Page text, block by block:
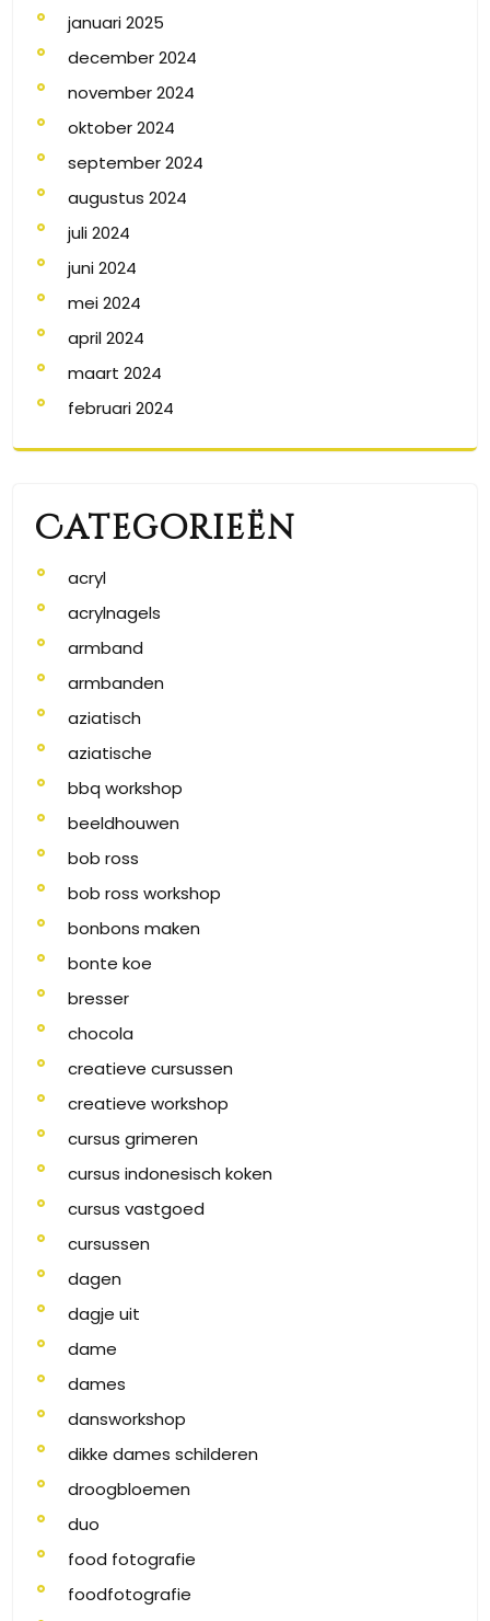
januari 2025
december 2024
november 2024
oktober 2024
september 2024
augustus 2024
juli 2024
juni 2024
mei 2024
april 2024
maart 2024
februari 2024
Categorieën
acryl
acrylnagels
armband
armbanden
aziatisch
aziatische
bbq workshop
beeldhouwen
bob ross
bob ross workshop
bonbons maken
bonte koe
bresser
chocola
creatieve cursussen
creatieve workshop
cursus grimeren
cursus indonesisch koken
cursus vastgoed
cursussen
dagen
dagje uit
dame
dames
dansworkshop
dikke dames schilderen
droogbloemen
duo
food fotografie
foodfotografie